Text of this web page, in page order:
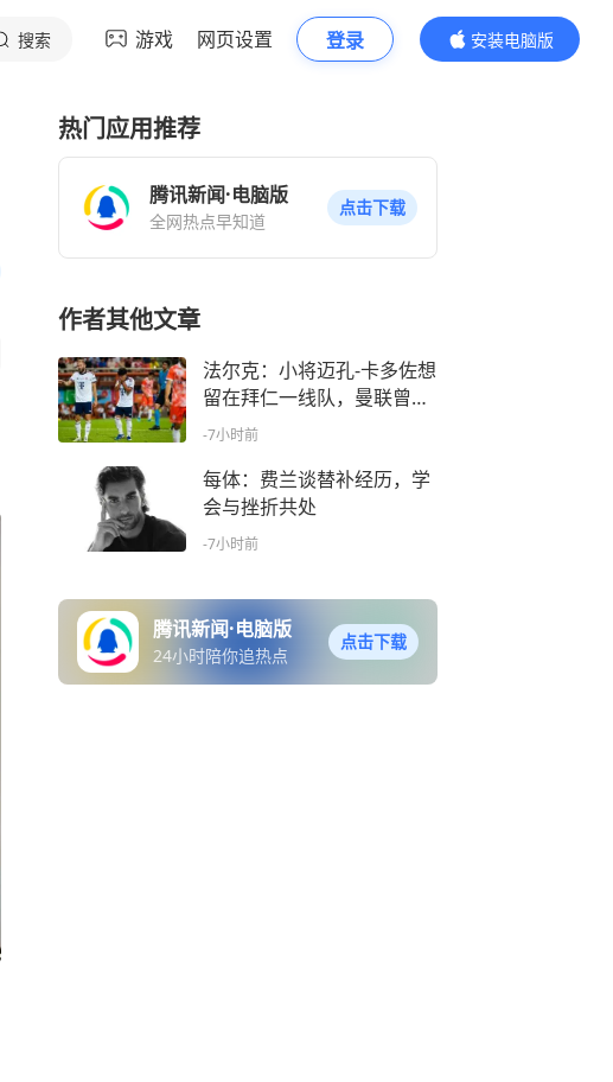
搜索 游戏 网页设置 登录
安装电脑版
内容更精彩
热门应用推荐
腾讯新闻·电脑版
全网热点早知道
点击下载
作者其他文章
法尔克：小将迈孔-卡多佐想
留在拜仁一线队，曼联曾考
察过他
-7小时前
每体：费兰谈替补经历，学
会与挫折共处
-7小时前
腾讯新闻·电脑版
24小时陪你追热点
点击下载